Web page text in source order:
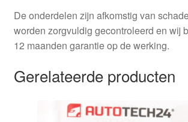
De onderdelen zijn afkomstig van
worden zorgvuldig gecontroleerd en wij
12 maanden garantie op de werking.
Gerelateerde producten